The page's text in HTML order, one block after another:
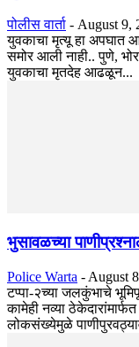
पोलीस वार्ता - August 9,
युवकाचा मृत्यू हा अपघात
समोर आली नाही.. पुणे,
युवकाचा मृतदेह आढळून...
भुसावळच्या
Police Warta - August
टप्पा-२च्या जलकुंभाचे
कामेही नव्या
लोकसंख्येमुळे